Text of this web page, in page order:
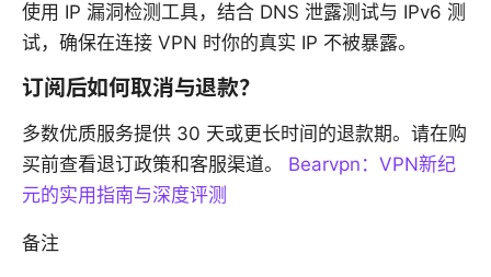
使用 IP 漏洞检测工具，结合 DNS 泄露测试与 IPv6 测
试，确保在连接 VPN 时你的真实 IP 不被暴露。
订阅后如何取消与退款？
多数优质服务提供 30 天或更长时间的退款期。请在购
买前查看退订政策和客服渠道。 Bearvpn：VPN新纪
元的实用指南与深度评测
备注